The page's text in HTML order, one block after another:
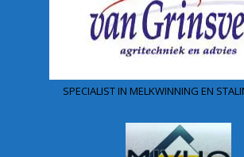
SPECIALIST IN MELKWINNING EN